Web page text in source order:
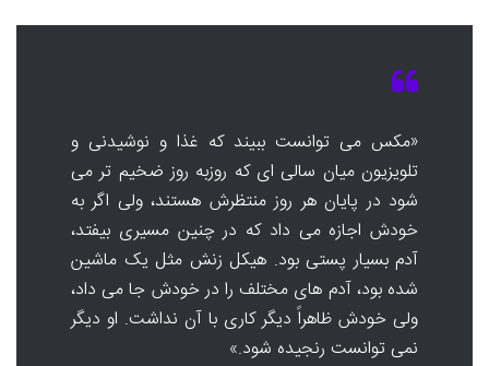
«مکس می توانست ببیند که غذا و نوشیدنی و
تلویزیون میان سالی ای که روزبه روز ضخیم تر می
شود در پایان هر روز منتظرش هستند، ولی اگر به
خودش اجازه می داد که در چنین مسیری بیفتد،
آدم بسیار پستی بود. هیکل زنش مثل یک ماشین
شده بود، آدم های مختلف را در خودش جا می داد،
ولی خودش ظاهراً دیگر کاری با آن نداشت. او دیگر
نمی توانست رنجیده شود.»